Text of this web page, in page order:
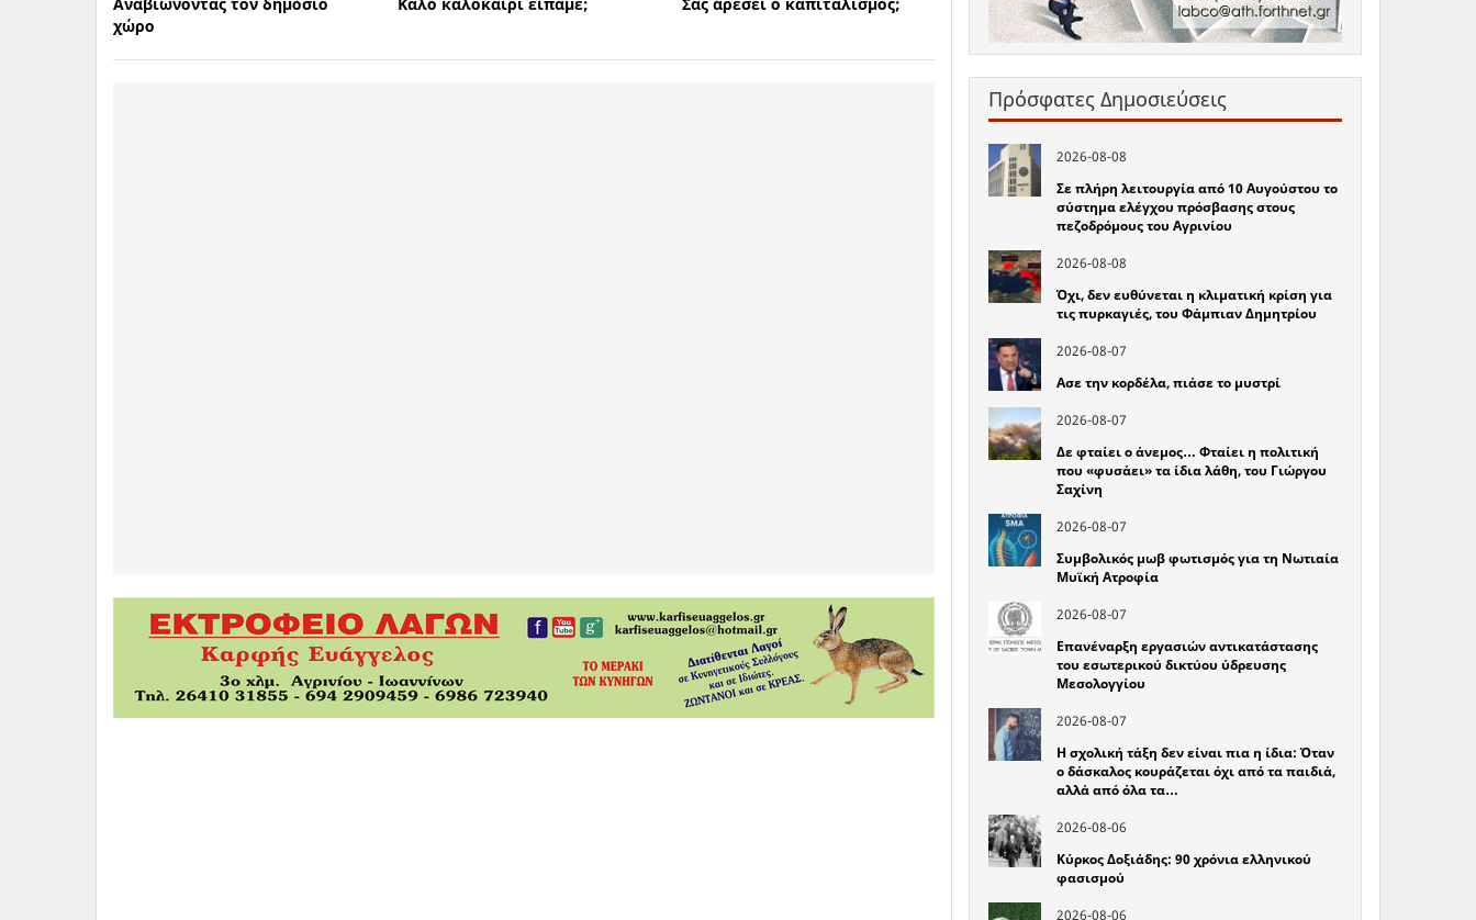
χώρο
Πρόσφατες Δημοσιεύσεις
2026-08-08
Σε πλήρη λειτουργία από 10 Αυγούστου το
σύστημα ελέγχου πρόσβασης στους
πεζοδρόμους του Αγρινίου
2026-08-08
Όχι, δεν ευθύνεται η κλιματική κρίση για
τις πυρκαγιές, του Φάμπιαν Δημητρίου
2026-08-07
Ασε την κορδέλα, πιάσε το μυστρί
2026-08-07
Δε φταίει ο άνεμος… Φταίει η πολιτική
που «φυσάει» τα ίδια λάθη, του Γιώργου
Σαχίνη
2026-08-07
Συμβολικός μωβ φωτισμός για τη Νωτιαία
Μυϊκή Ατροφία
2026-08-07
Επανέναρξη εργασιών αντικατάστασης
του εσωτερικού δικτύου ύδρευσης
Μεσολογγίου
2026-08-07
Η σχολική τάξη δεν είναι πια η ίδια: Όταν
ο δάσκαλος κουράζεται όχι από τα παιδιά,
αλλά από όλα τα…
2026-08-06
Κύρκος Δοξιάδης: 90 χρόνια ελληνικού
φασισμού
2026-08-06